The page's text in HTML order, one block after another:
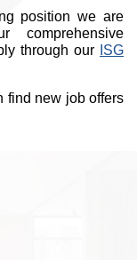
position we are
comprehensive
through our
ISG
find new job offers